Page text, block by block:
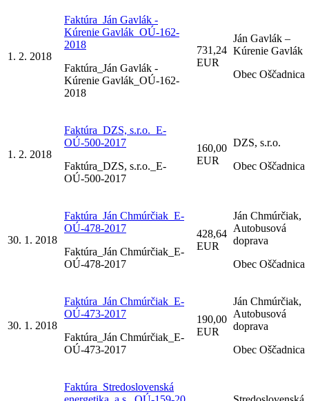
1. 2. 2018
Faktúra_Ján Gavlák -
Kúrenie Gavlák_OÚ-162-
2018
Faktúra_Ján Gavlák -
Kúrenie Gavlák_OÚ-162-
2018
731,24
EUR
Ján Gavlák –
Kúrenie Gavlák
Obec Oščadnica
1. 2. 2018
Faktúra_DZS, s.r.o._E-
OÚ-500-2017
Faktúra_DZS, s.r.o._E-
OÚ-500-2017
160,00
EUR
DZS, s.r.o.
Obec Oščadnica
30. 1. 2018
Faktúra_Ján Chmúrčiak_E-
OÚ-478-2017
Faktúra_Ján Chmúrčiak_E-
OÚ-478-2017
428,64
EUR
Ján Chmúrčiak,
Autobusová
doprava
Obec Oščadnica
30. 1. 2018
Faktúra_Ján Chmúrčiak_E-
OÚ-473-2017
Faktúra_Ján Chmúrčiak_E-
OÚ-473-2017
190,00
EUR
Ján Chmúrčiak,
Autobusová
doprava
Obec Oščadnica
Faktúra_Stredoslovenská